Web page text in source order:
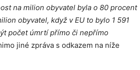
na milion obyvatel byla o 80 procent
obyvatel, když v EU to bylo 1 591
počet úmrtí přímo či nepřímo
jiné zpráva s odkazem na níže